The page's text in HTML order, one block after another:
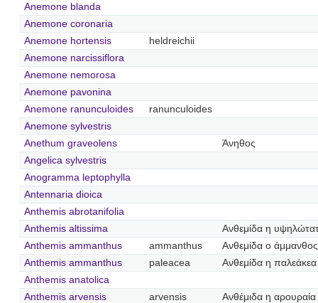
Anemone blanda
Anemone coronaria
Anemone hortensis
heldreichii
Anemone narcissiflora
Anemone nemorosa
Anemone pavonina
Anemone ranunculoides
ranunculoides
Anemone sylvestris
Anethum graveolens
Άνηθος
Angelica sylvestris
Anogramma leptophylla
Antennaria dioica
Anthemis abrotanifolia
Anthemis altissima
Ανθεμίδα η
Anthemis ammanthus
ammanthus
Ανθεμίδα ο άμμανθος
Anthemis ammanthus
paleacea
Ανθεμίδα η παλεάκεα
Anthemis anatolica
Anthemis arvensis
arvensis Ανθέμιδα η αρουραία